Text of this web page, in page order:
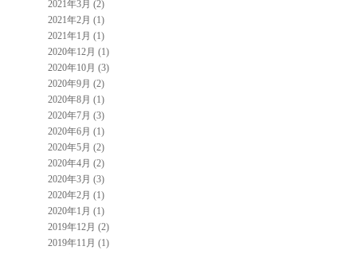
2021年3月 (2)
2021年2月 (1)
2021年1月 (1)
2020年12月 (1)
2020年10月 (3)
2020年9月 (2)
2020年8月 (1)
2020年7月 (3)
2020年6月 (1)
2020年5月 (2)
2020年4月 (2)
2020年3月 (3)
2020年2月 (1)
2020年1月 (1)
2019年12月 (2)
2019年11月 (1)